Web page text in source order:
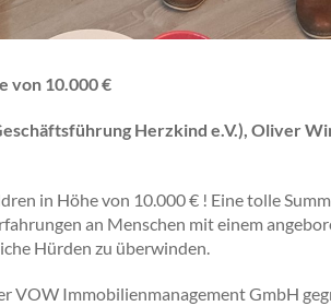
von 10.000 €
Herzkind e.V.), Oliver
in Höhe von 10.000 € ! Eine tolle
an Menschen mit einem
Hürden zu überwinden.
Immobilienmanagement GmbH